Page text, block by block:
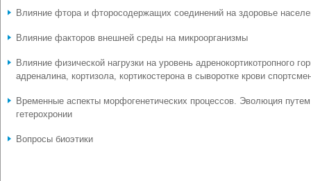
Влияние фтора и фторосодержащих соединений на здоровье
Влияние факторов внешней среды на микроорганизмы
Влияние физической нагрузки на уровень адренокортикотропного
адреналина, кортизола, кортикостерона в сыворотке крови
Временные аспекты морфогенетических процессов. Эволюция путем
гетерохронии
Вопросы биоэтики